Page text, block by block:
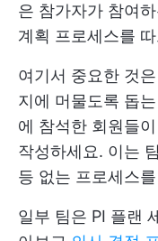
은 참가자가 참여
계획 프로세스를
여기서 중요한 것
지에 머물도록 돕
에 참석한 회원들이
작성하세요. 이는
등 없는 프로세스
일부 팀은 PI 플랜